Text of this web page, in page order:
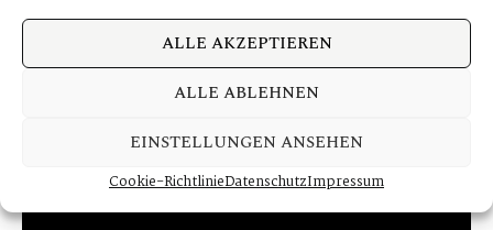
ALLE AKZEPTIEREN
ALLE ABLEHNEN
EINSTELLUNGEN ANSEHEN
Cookie-RichtlinieDatenschutzImpressum
02